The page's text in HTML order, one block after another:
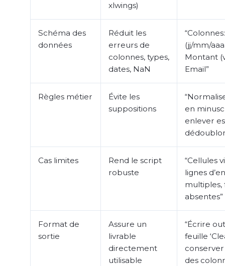
xlwings)
Schéma des
données
Réduit les
erreurs de
colonnes, types,
dates, NaN
(jj/mm/
Montant
Email”
Règles métier
Évite les
suppositions
en
enlever
Cas limites
Rend le script
robuste
“Cellules
lignes
multiples,
absentes”
Format de
sortie
Assure un
livrable
directement
utilisable
“Écrire
feuille
conserver
des